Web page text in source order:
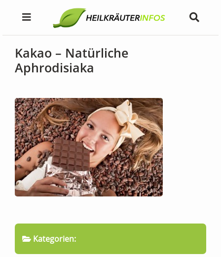
Kakao – Natürliche
Aphrodisiaka
Kategorien: